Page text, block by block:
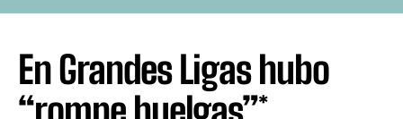
En Grandes Ligas hubo